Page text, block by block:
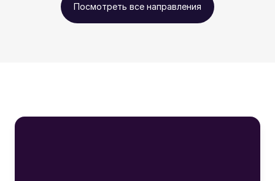
Посмотреть все направления